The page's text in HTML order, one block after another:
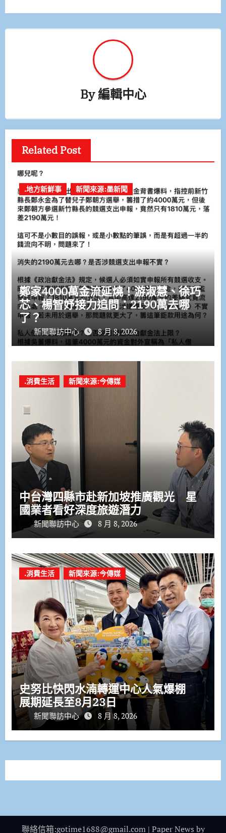
覽
By編輯中心
Related Post
.地方新鮮事 新聞來源:墨新聞
鄭家4000萬金流延燒！游淑慧、徐巧
芯、楊智妤接力追問：2190萬去哪
了？
新聞聯訪中心 8 月 8, 2026
.消費生活 新聞來源:今傳媒
中台灣四縣市赴新加坡推廣觀光 星
國業者看好深度旅遊潛力
新聞聯訪中心 8 月 8, 2026
.消費生活 新聞來源:今傳媒
史努比快閃水湳轉運中心人氣爆棚
展期延長至8月23日
新聞聯訪中心 8 月 8, 2026
聯絡信箱:gotime1688@gmail.com | Paper News by